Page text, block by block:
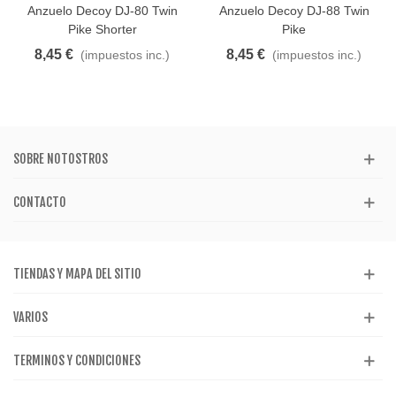
Anzuelo Decoy DJ-80 Twin
Pike Shorter
8,45 € (impuestos inc.)
Anzuelo Decoy DJ-88 Twin
Pike
8,45 € (impuestos inc.)
SOBRE NOTOSTROS
CONTACTO
TIENDAS Y MAPA DEL SITIO
VARIOS
TERMINOS Y CONDICIONES